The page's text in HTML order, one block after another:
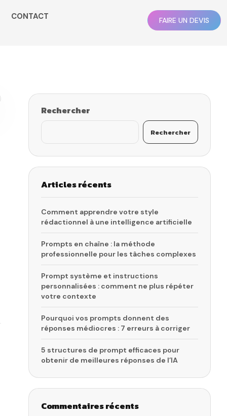
CONTACT FAIRE UN DEVIS
Rechercher
Rechercher
Articles récents
Comment apprendre votre style
rédactionnel à une intelligence artificielle
Prompts en chaîne : la méthode
professionnelle pour les tâches complexes
Prompt système et instructions
personnalisées : comment ne plus répéter
votre contexte
Pourquoi vos prompts donnent des
réponses médiocres : 7 erreurs à corriger
5 structures de prompt efficaces pour
obtenir de meilleures réponses de l’IA
Commentaires récents